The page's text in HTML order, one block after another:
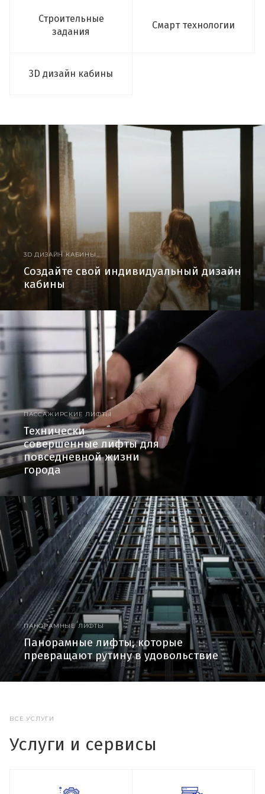
Строительные
задания
Смарт технологии
3D дизайн кабины
3D ДИЗАЙН КАБИНЫ
Создайте свой индивидуальный дизайн
кабины
ПАССАЖИРСКИЕ ЛИФТЫ
Технически
совершенные лифты для
повседневной жизни
города
ПАНОРАМНЫЕ ЛИФТЫ
Панорамные лифты, которые
превращают рутину в удовольствие
ВСЕ УСЛУГИ
Услуги и сервисы